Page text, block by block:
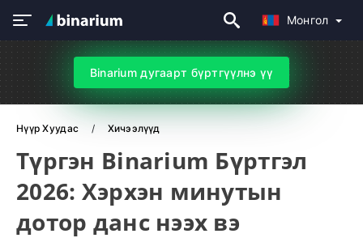
Монгол
Binarium дугаарт бүртгүүлнэ үү
Нүүр Хуудас Хичээлүүд
Түргэн Binarium Бүртгэл
2026: Хэрхэн минутын
дотор данс нээх вэ